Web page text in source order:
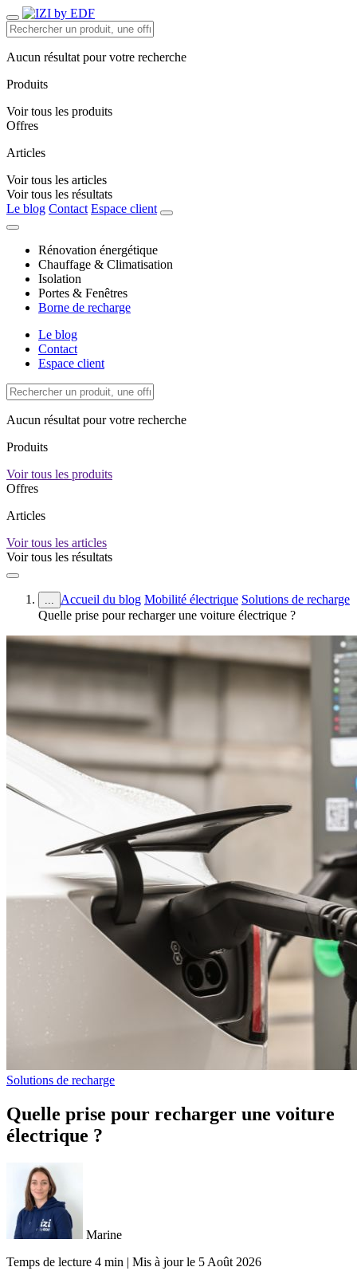
Aucun résultat pour votre recherche
Produits
Voir tous les produits
Offres
Articles
Voir tous les articles
Voir tous les résultats
Le blog Contact Espace client
Rénovation énergétique
Chauffage & Climatisation
Isolation
Portes & Fenêtres
Borne de recharge
Le blog
Contact
Espace client
Aucun résultat pour votre recherche
Produits
Voir tous les produits
Offres
Articles
Voir tous les articles
Voir tous les résultats
... Accueil du blog Mobilité électrique Solutions de recharge
Quelle prise pour recharger une voiture électrique ?
Solutions de recharge
Quelle prise pour recharger une voiture
électrique ?
Marine
Temps de lecture 4 min | Mis à jour le 5 Août 2026